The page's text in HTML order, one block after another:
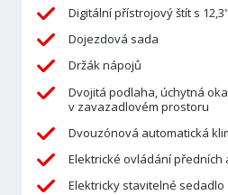
Digitální přístrojový štít s
Dojezdová sada
Držák nápojů
Dvojitá podlaha, úchytná
v zavazadlovém prostoru
Dvouzónová automatická
Elektrické ovládání předních
Elektricky stavitelné sedadlo